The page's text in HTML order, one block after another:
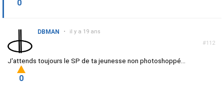
0
#112
DBMAN • il y a 19 ans
J'attends toujours le SP de ta jeunesse non photoshoppé...
0